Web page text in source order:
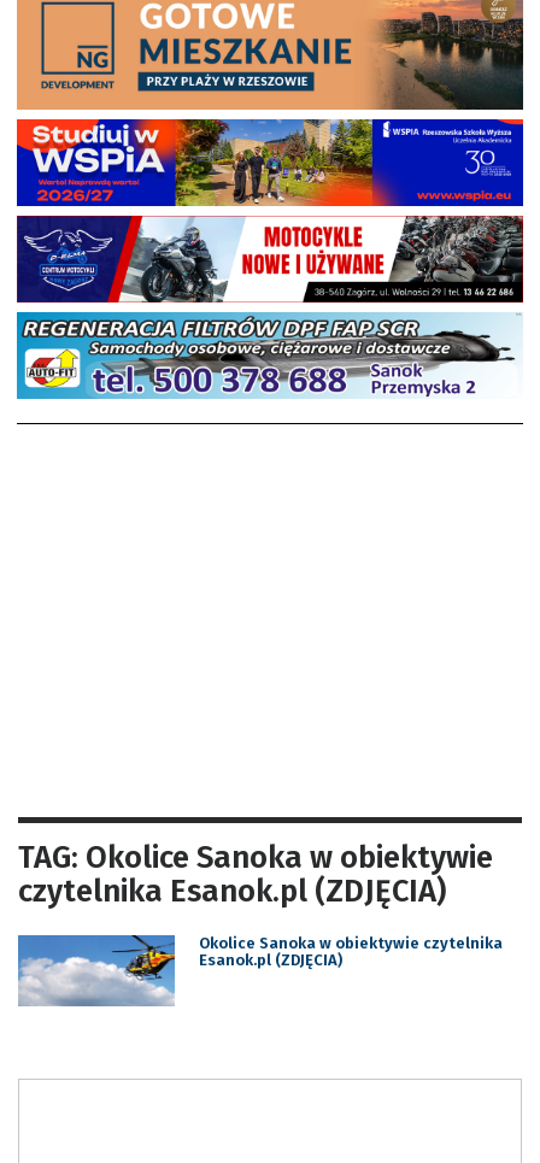
TAG: Okolice Sanoka w obiektywie
czytelnika Esanok.pl (ZDJĘCIA)
Okolice Sanoka w obiektywie czytelnika
Esanok.pl (ZDJĘCIA)